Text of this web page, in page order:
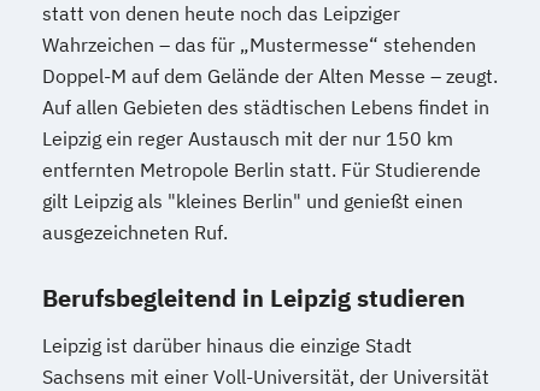
statt von denen heute noch das Leipziger
Wahrzeichen – das für „Mustermesse“ stehenden
Doppel-M auf dem Gelände der Alten Messe – zeugt.
Auf allen Gebieten des städtischen Lebens findet in
Leipzig ein reger Austausch mit der nur 150 km
entfernten Metropole Berlin statt. Für Studierende
gilt Leipzig als "kleines Berlin" und genießt einen
ausgezeichneten Ruf.
Berufsbegleitend in Leipzig studieren
Leipzig ist darüber hinaus die einzige Stadt
Sachsens mit einer Voll-Universität, der Universität